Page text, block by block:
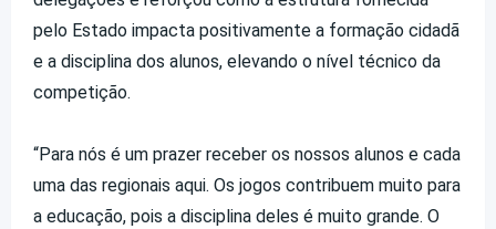
pelo Estado impacta positivamente a formação cidadã
e a disciplina dos alunos, elevando o nível técnico da
competição.
“Para nós é um prazer receber os nossos alunos e cada
uma das regionais aqui. Os jogos contribuem muito para
a educação, pois a disciplina deles é muito grande. O